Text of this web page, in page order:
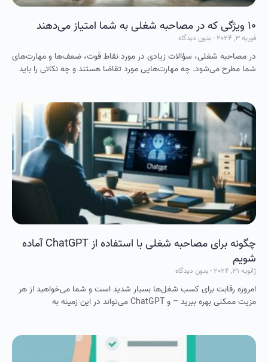
۱۰ ویژگی که در مصاحبه شغلی به شما امتیاز می‌دهند
فوریه 3, 2024 بدون دیدگاه
در مصاحبه شغلی، سؤالات زیادی در مورد نقاط قوت، ضعف‌ها و مهارت‌های
شما مطرح می‌شود. چه مهارت‌هایی مورد تقاضا هستند و چه نکاتی را باید
چگونه برای مصاحبه شغلی با استفاده از ChatGPT آماده
شویم
ژانویه 31, 2024 بدون دیدگاه
امروزه رقابت برای کسب شغل‌ها بسیار شدید است و شما می‌خواهید از هر
مزیت ممکنی بهره ببرید – و ChatGPT می‌تواند در این زمینه به